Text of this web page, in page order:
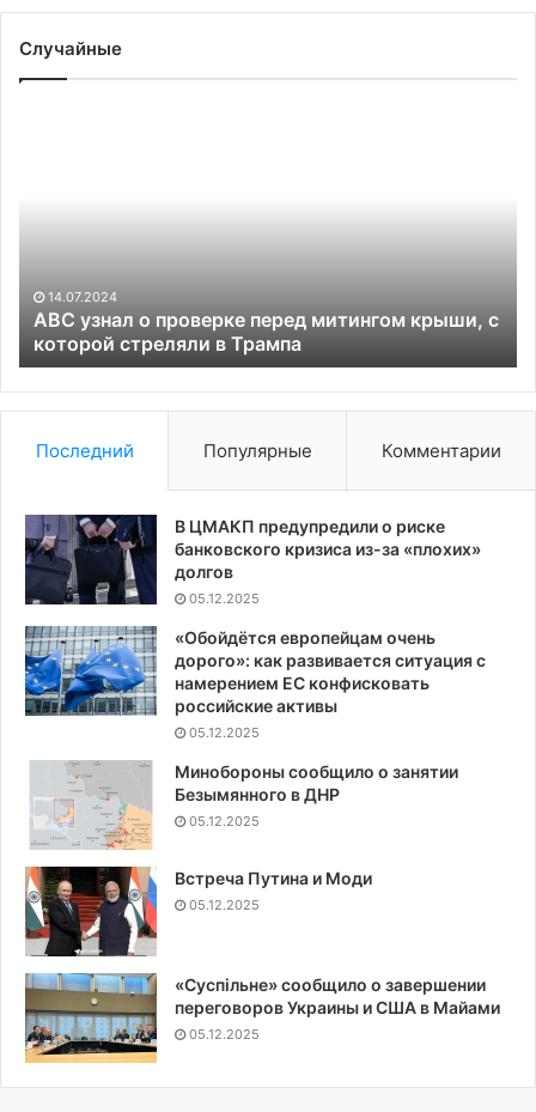
Случайные
которой
стреляли
в
Трампа
14.07.2024
ABC узнал о проверке перед митингом крыши, с
которой стреляли в Трампа
Последний Популярные Комментарии
В ЦМАКП предупредили о риске
банковского кризиса из-за «плохих»
долгов
05.12.2025
«Обойдётся европейцам очень
дорого»: как развивается ситуация с
намерением ЕС конфисковать
российские активы
05.12.2025
Минобороны сообщило о занятии
Безымянного в ДНР
05.12.2025
Встреча Путина и Моди
05.12.2025
«Суспiльне» сообщило о завершении
переговоров Украины и США в Майами
05.12.2025